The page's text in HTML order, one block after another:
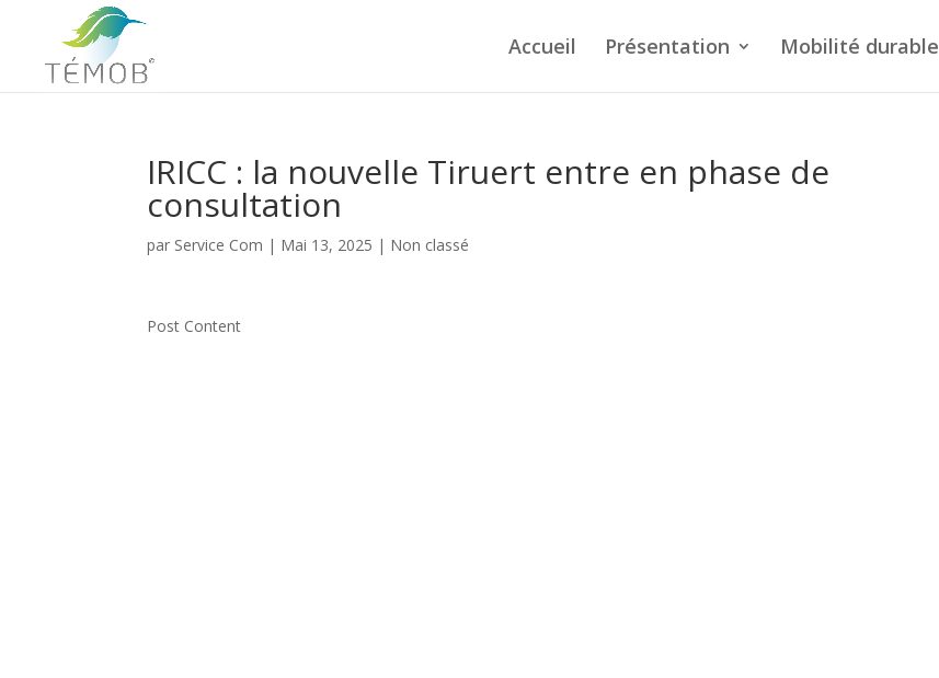
Accueil Présentation Mobilité durable
IRICC : la nouvelle Tiruert entre en phase de
consultation
par Service Com | Mai 13, 2025 | Non classé
Post Content